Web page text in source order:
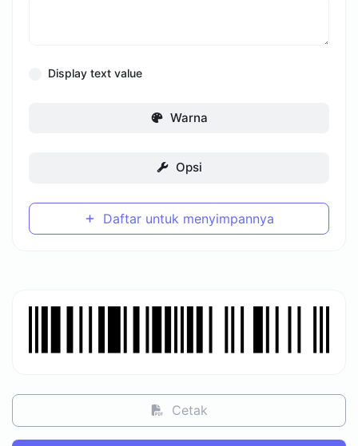
Display text value
Warna
Opsi
Daftar untuk menyimpannya
Cetak